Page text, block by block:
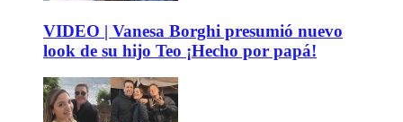
VIDEO | Vanesa Borghi presumió nuevo
look de su hijo Teo ¡Hecho por papá!